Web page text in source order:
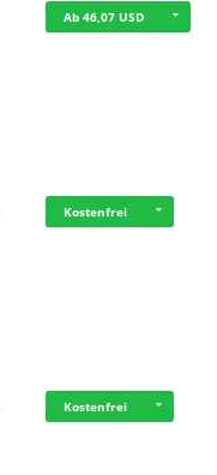
Ab 46,07 USD
Kostenfrei
Kostenfrei